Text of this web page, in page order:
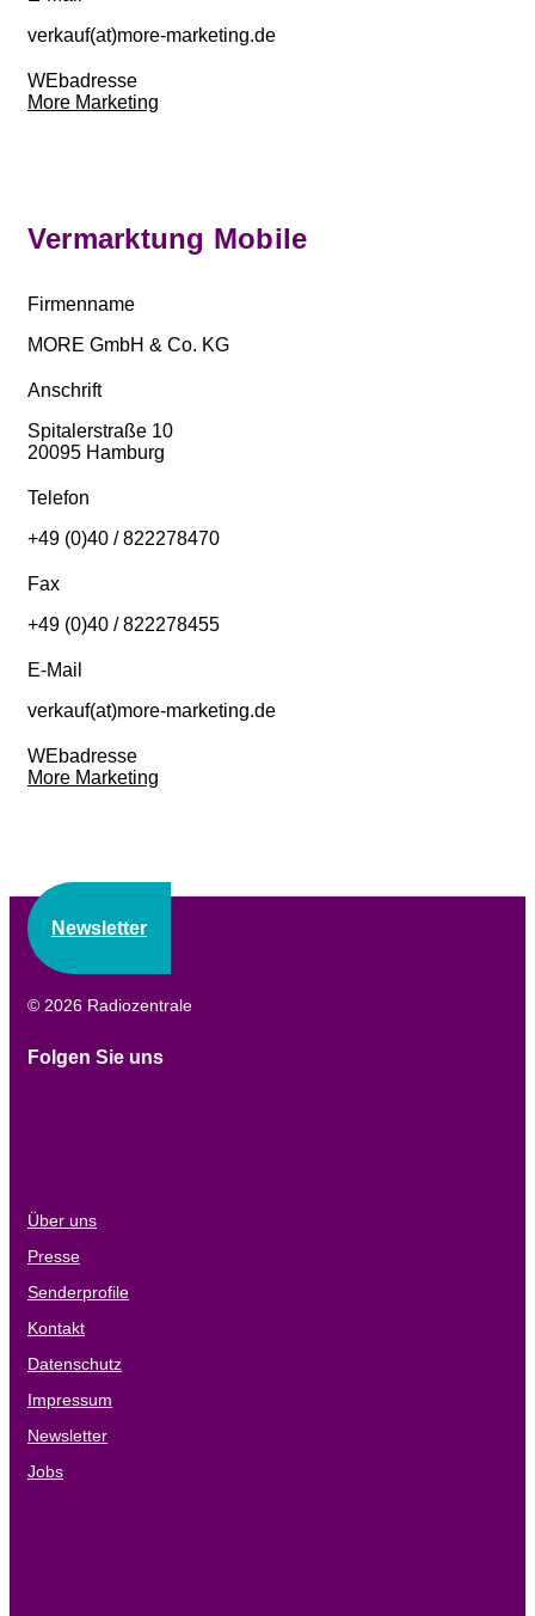
verkauf(at)more-marketing.de
WEbadresse
More Marketing
Vermarktung Mobile
Firmenname
MORE GmbH & Co. KG
Anschrift
Spitalerstraße 10
20095 Hamburg
Telefon
+49 (0)40 / 822278470
Fax
+49 (0)40 / 822278455
E-Mail
verkauf(at)more-marketing.de
WEbadresse
More Marketing
Newsletter
© 2026 Radiozentrale
Folgen Sie uns
Über uns
Presse
Senderprofile
Kontakt
Datenschutz
Impressum
Newsletter
Jobs